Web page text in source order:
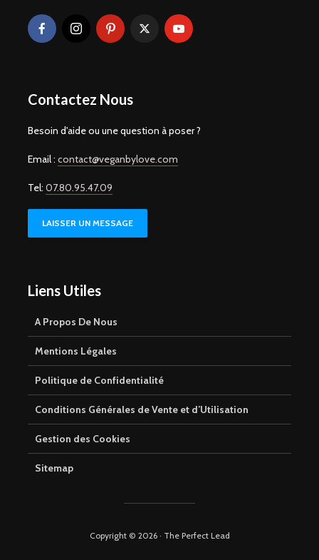
Contactez Nous
Besoin d'aide ou une question à poser ?
Email : contact@veganbylove.com
Tel: 07.80.95.47.09
LAISSER UN MESSAGE
Liens Utiles
A Propos De Nous
Mentions Légales
Politique de Confidentialité
Conditions Générales de Vente et d’Utilisation
Gestion des Cookies
Sitemap
Copyright © 2026 · The Perfect Lead